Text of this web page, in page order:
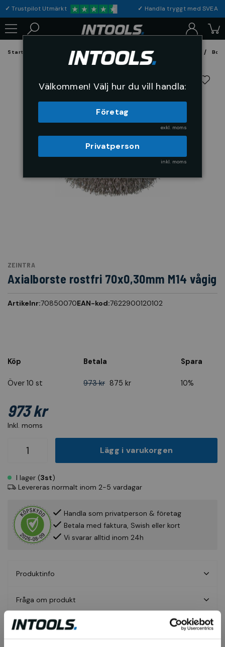
✓Trustpilot Utmärkt ✓ Handla tryggt med
Startsida Förbrukning & Maskintillbehör Fil, Slip och Borstar
ZEINTRA
Axialborste rostfri 70x0,30mm M14 vågig
Artikelnr:70850070EAN-kod:7622900120102
Köp Betala Spara
Över 10 st 973 kr 875 kr 10%
Inkl. moms
973 kr
Lägg i varukorgen
I lager (3st)
Levereras normalt inom 2-5 vardagar
Handla som privatperson & företag
Betala med faktura, Swish eller kort
Vi svarar alltid inom 24h
Produktinfo
Fråga om produkt
Recensioner
Välkommen! Välj hur du vill handla:
Företag
exkl. moms
Privatperson
inkl. moms